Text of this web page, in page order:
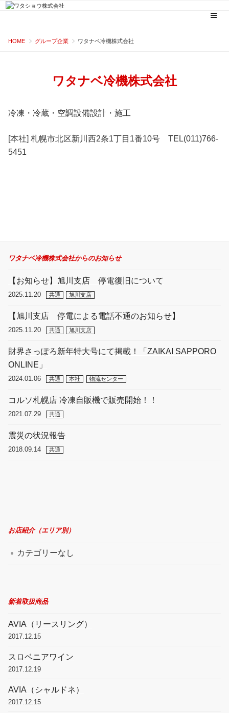
HOME グループ企業 ワタナベ冷機株式会社
ワタナベ冷機株式会社
冷凍・冷蔵・空調設備設計・施工
[本社] 札幌市北区新川西2条1丁目1番10号 TEL(011)766-
5451
ワタナベ冷機株式会社からのお知らせ
【お知らせ】旭川支店 停電復旧について
2025.11.20 共通 旭川支店
【旭川支店 停電による電話不通のお知らせ】
2025.11.20 共通 旭川支店
財界さっぽろ新年特大号にて掲載！「ZAIKAI SAPPORO
ONLINE」
2024.01.06 共通 本社 物流センター
コルソ札幌店 冷凍自販機で販売開始！！
2021.07.29 共通
震災の状況報告
2018.09.14 共通
お店紹介（エリア別）
カテゴリーなし
新着取扱商品
AVIA（リースリング）
2017.12.15
スロベニアワイン
2017.12.19
AVIA（シャルドネ）
2017.12.15